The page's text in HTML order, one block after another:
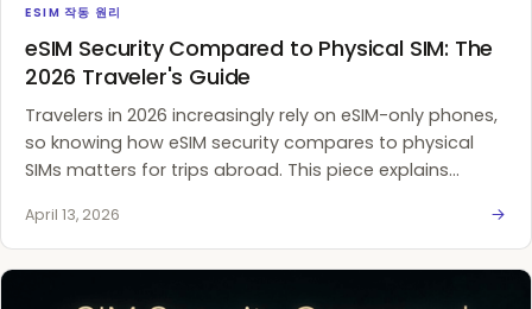
ESIM 작동 원리
eSIM Security Compared to Physical SIM: The
2026 Traveler's Guide
Travelers in 2026 increasingly rely on eSIM-only phones,
so knowing how eSIM security compares to physical
SIMs matters for trips abroad. This piece explains
eSIM hardware and activation reduce those risks,
practical benefits for travelers, a security checklist, and
April 13, 2026